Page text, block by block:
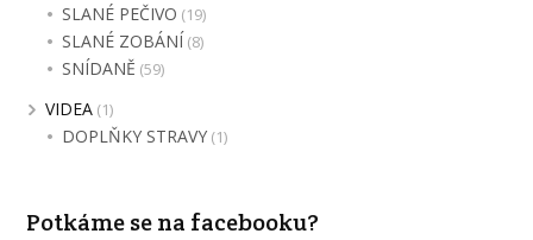
SLANÉ PEČIVO (19)
SLANÉ ZOBÁNÍ (8)
SNÍDANĚ (59)
VIDEA (1)
DOPLŇKY STRAVY (1)
Potkáme se na facebooku?